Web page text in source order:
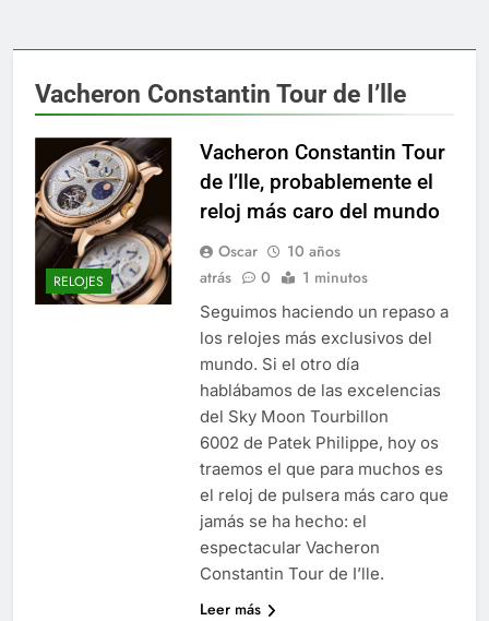
Vacheron Constantin Tour de I’lle
RELOJES
Vacheron Constantin Tour
de I’lle, probablemente el
reloj más caro del mundo
Oscar
10 años
atrás
0 1 minutos
Seguimos haciendo un repaso a
los relojes más exclusivos del
mundo. Si el otro día
hablábamos de las excelencias
del Sky Moon Tourbillon
6002 de Patek Philippe, hoy os
traemos el que para muchos es
el reloj de pulsera más caro que
jamás se ha hecho: el
espectacular Vacheron
Constantin Tour de I’lle.
Leer más